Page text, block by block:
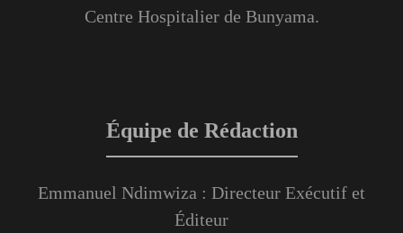
Centre Hospitalier de Bunyama.
Équipe de Rédaction
Emmanuel Ndimwiza : Directeur Exécutif et
Éditeur